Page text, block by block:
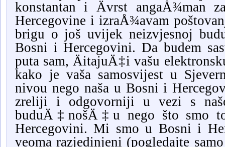
konstantan i Ävrst angaÅ¾man
Hercegovine i izraÅ¾avam
brigu o još uvijek neizvjesnoj
Bosni i Hercegovini. Da budem
puta sam, ÄitajuÄ‡i vašu
kako je vaša samosvijest u
nivou nego naša u Bosni i
zreliji i odgovorniji u vezi s
buduÄ‡nošÄ‡u nego što smo
Hercegovini. Mi smo u Bosni i
veoma razjedinjeni (pogledajte